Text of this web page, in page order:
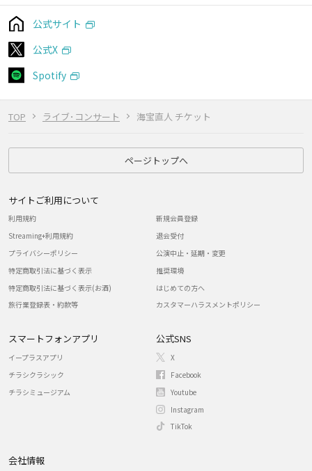
TOP ライブ･コンサート 海宝直人 チケット
公式サイト
公式X
Spotify
ページトップへ
サイトご利用について
利用規約
Streaming+利用規約
プライバシーポリシー
特定商取引法に基づく表示
特定商取引法に基づく表示(お酒)
旅行業登録表・約款等
新規会員登録
退会受付
公演中止・延期・変更
推奨環境
はじめての方へ
カスタマーハラスメントポリシー
スマートフォンアプリ
イープラスアプリ
チラシクラシック
チラシミュージアム
公式SNS
X
Facebook
Youtube
Instagram
TikTok
会社情報